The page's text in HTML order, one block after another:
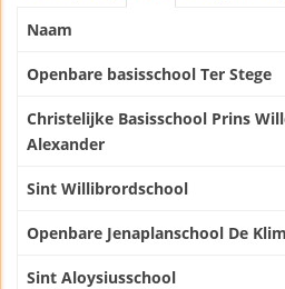
Naam
Openbare basisschool Ter Stege
Christelijke Basisschool Prins
Alexander
Sint Willibrordschool
Openbare Jenaplanschool De
Sint Aloysiusschool